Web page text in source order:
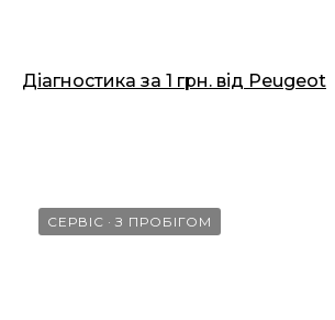
Діагностика за 1 грн. від Peugeot
СЕРВІС З ПРОБІГОМ